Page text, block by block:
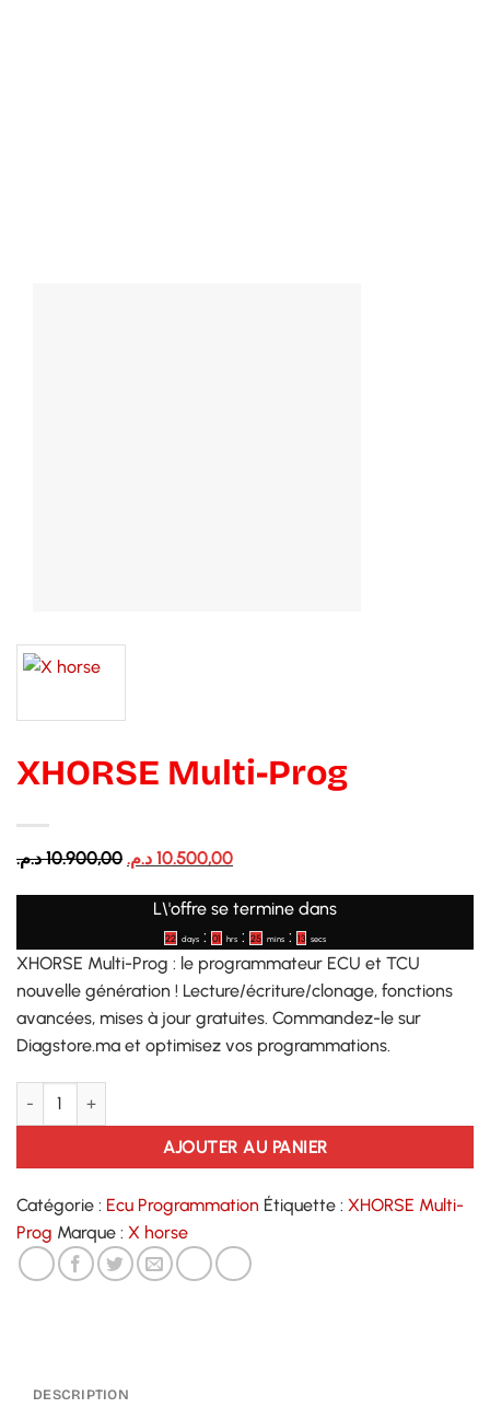
XHORSE Multi-Prog
10.900,00 د.م.
Le
initial
était :
10.900,00 د.م..
10.500,00 د.م.
Le
actuel
est :
10.500,00 د.م..
L\'offre se termine dans
22 days : 01 hrs : 25 mins : 13 secs
XHORSE Multi-Prog : le programmateur ECU et TCU
nouvelle génération ! Lecture/écriture/clonage, fonctions
avancées, mises à jour gratuites. Commandez-le sur
Diagstore.ma et optimisez vos programmations.
quantité de XHORSE Multi-Prog
AJOUTER AU PANIER
Catégorie : Ecu Programmation Étiquette : XHORSE Multi-
Prog Marque : X horse
DESCRIPTION